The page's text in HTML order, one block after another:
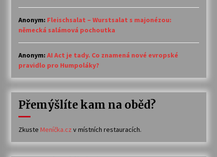
Anonym: Fleischsalat – Wurstsalat s majonézou:
německá salámová pochoutka
Anonym: AI Act je tady. Co znamená nové evropské
pravidlo pro Humpoláky?
Přemýšlíte kam na oběd?
Zkuste Meníčka.cz v místních restauracích.